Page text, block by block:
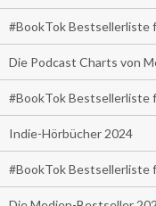
#BookTok Bestsellerliste
Die Podcast Charts von
#BookTok Bestsellerliste
Indie-Hörbücher 2024
#BookTok Bestsellerliste